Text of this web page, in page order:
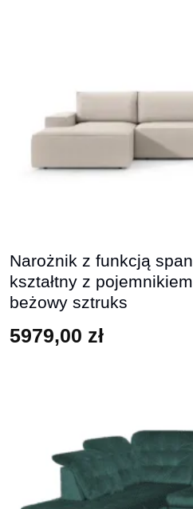
Narożnik z funkcją
kształtny z
beżowy sztruks
5979,00 zł